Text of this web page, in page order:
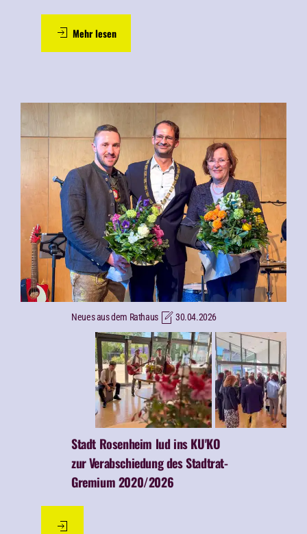
Mehr lesen
Neues aus dem Rathaus 30.04.2026
Stadt Rosenheim lud ins KU'KO
zurVerabschiedung des Stadtrat-
Gremium 2020/2026